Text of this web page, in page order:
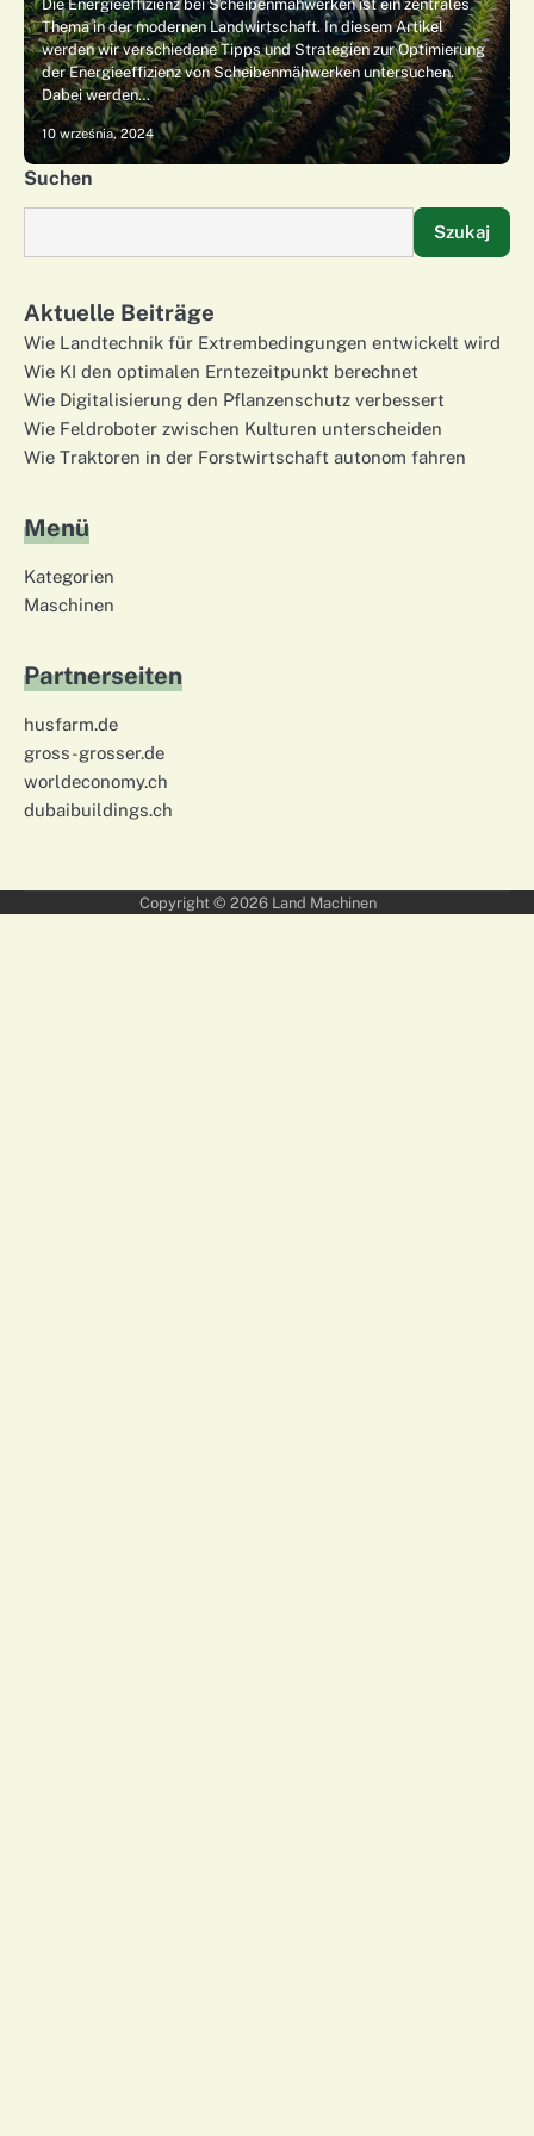
Die Energieeffizienz bei Scheibenmähwerken ist ein zentrales
Thema in der modernen Landwirtschaft. In diesem Artikel
werden wir verschiedene Tipps und Strategien zur Optimierung
der Energieeffizienz von Scheibenmähwerken untersuchen.
Dabei werden…
10 września, 2024
Suchen
Szukaj
Aktuelle Beiträge
Wie Landtechnik für Extrembedingungen entwickelt wird
Wie KI den optimalen Erntezeitpunkt berechnet
Wie Digitalisierung den Pflanzenschutz verbessert
Wie Feldroboter zwischen Kulturen unterscheiden
Wie Traktoren in der Forstwirtschaft autonom fahren
Menü
Kategorien
Maschinen
Partnerseiten
husfarm.de
gross-grosser.de
worldeconomy.ch
dubaibuildings.ch
Copyright © 2026 Land Machinen